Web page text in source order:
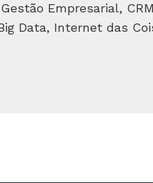
Empresarial,
Data, Internet das